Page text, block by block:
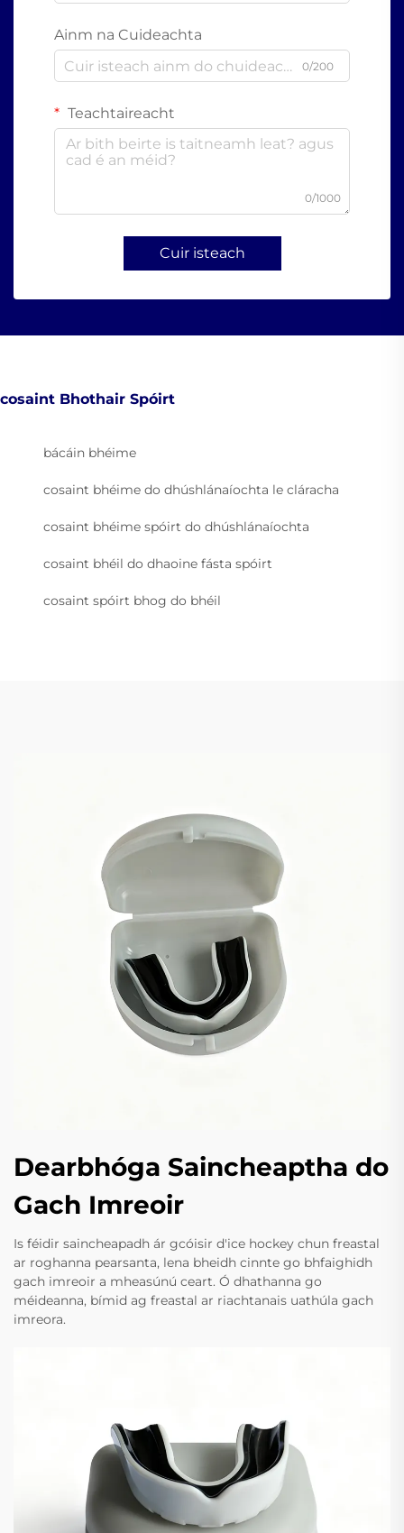
Ainm na Cuideachta
0/200
Teachtaireacht
0/1000
Cuir isteach
cosaint Bhothair Spóirt
bácáin bhéime
cosaint bhéime do dhúshlánaíochta le cláracha
cosaint bhéime spóirt do dhúshlánaíochta
cosaint bhéil do dhaoine fásta spóirt
cosaint spóirt bhog do bhéil
Dearbhóga Saincheaptha do
Gach Imreoir
Is féidir saincheapadh ár gcóisir d'ice hockey chun freastal
ar roghanna pearsanta, lena bheidh cinnte go bhfaighidh
gach imreoir a mheasúnú ceart. Ó dhathanna go
méideanna, bímid ag freastal ar riachtanais uathúla gach
imreora.